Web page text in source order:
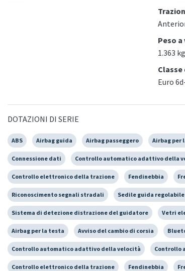
Peso
1.363 kg
Euro
DOTAZIONI DI SERIE
ABS Airbag guida Airbag passeggero Airbag per
Connessione dati Controllo automatico adattivo della
Controllo elettronico della trazione Fendinebbia
Riconoscimento segnali stradali Sedile guida
Sistema di detezione distrazione del guidatore Vetri
Airbag per la testa Avviso del cambio di corsia
Controllo automatico adattivo della velocità Controllo
Controllo elettronico della trazione Fendinebbia